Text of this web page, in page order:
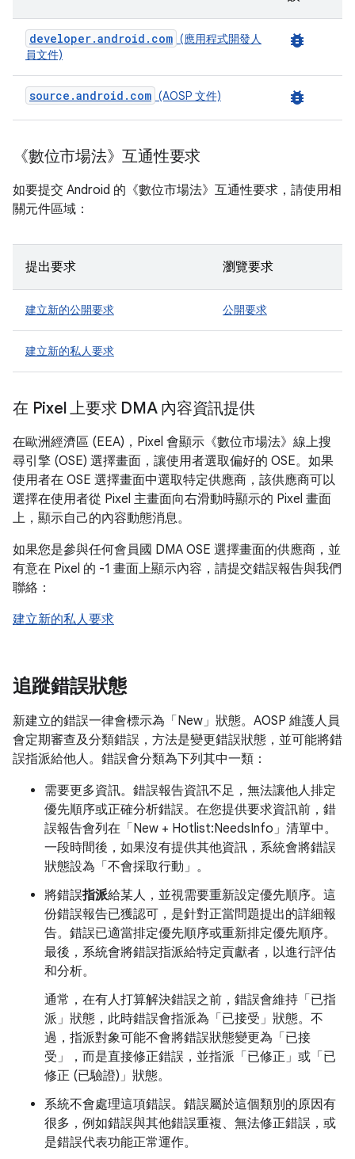
developer.android.com (應用程式開發人
員文件)
bug_report
source.android.com (AOSP 文件) bug_report
《數位市場法》互通性要求
如要提交 Android 的《數位市場法》互通性要求，請使用相
關元件區域：
提出要求 瀏覽要求
建立新的公開要求 公開要求
建立新的私人要求
在 Pixel 上要求 DMA 內容資訊提供
在歐洲經濟區 (EEA)，Pixel 會顯示《數位市場法》線上搜
尋引擎 (OSE) 選擇畫面，讓使用者選取偏好的 OSE。如果
使用者在 OSE 選擇畫面中選取特定供應商，該供應商可以
選擇在使用者從 Pixel 主畫面向右滑動時顯示的 Pixel 畫面
上，顯示自己的內容動態消息。
如果您是參與任何會員國 DMA OSE 選擇畫面的供應商，並
有意在 Pixel 的 -1 畫面上顯示內容，請提交錯誤報告與我們
聯絡：
建立新的私人要求
追蹤錯誤狀態
新建立的錯誤一律會標示為「New」 狀態。AOSP 維護人員
會定期審查及分類錯誤，方法是變更錯誤狀態，並可能將錯
誤指派給他人。錯誤會分類為下列其中一類：
需要更多資訊。錯誤報告資訊不足，無法讓他人排定
優先順序或正確分析錯誤。在您提供要求資訊前，錯
誤報告會列在「New + Hotlist:NeedsInfo」 清單中。
一段時間後，如果沒有提供其他資訊，系統會將錯誤
狀態設為「不會採取行動」。
將錯誤指派給某人，並視需要重新設定優先順序。這
份錯誤報告已獲認可，是針對正當問題提出的詳細報
告。錯誤已適當排定優先順序或重新排定優先順序。
最後，系統會將錯誤指派給特定貢獻者，以進行評估
和分析。
通常，在有人打算解決錯誤之前，錯誤會維持「已指
派」 狀態，此時錯誤會指派為「已接受」 狀態。不
過，指派對象可能不會將錯誤狀態變更為「已接
受」
，而是直接修正錯誤，並指派「已修正」 或「已
修正 (已驗證)」 狀態。
系統不會處理這項錯誤。錯誤屬於這個類別的原因有
很多，例如錯誤與其他錯誤重複、無法修正錯誤，或
是錯誤代表功能正常運作。